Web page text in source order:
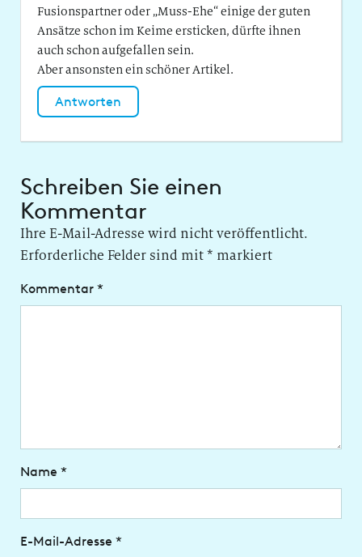
Fusionspartner oder „Muss-Ehe“ einige der guten
Ansätze schon im Keime ersticken, dürfte ihnen
auch schon aufgefallen sein.
Aber ansonsten ein schöner Artikel.
Antworten
Schreiben Sie einen
Kommentar
Ihre E-Mail-Adresse wird nicht veröffentlicht.
Erforderliche Felder sind mit* markiert
Kommentar *
Name *
E-Mail-Adresse *